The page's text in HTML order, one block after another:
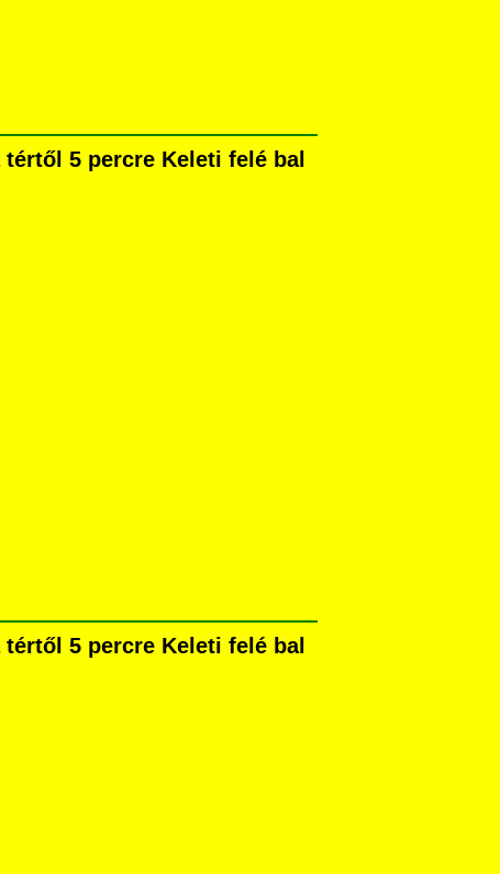
5 percre Keleti felé bal
5 percre Keleti felé bal